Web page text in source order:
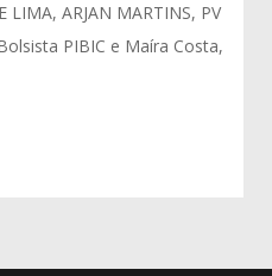
LIMA, ARJAN MARTINS, PV
PIBIC e Maíra Costa,